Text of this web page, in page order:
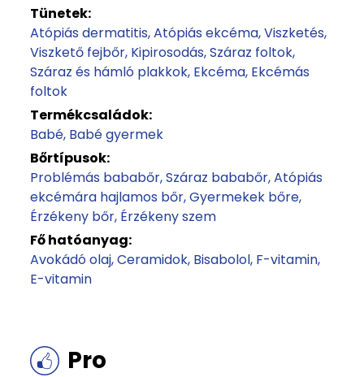
Tünetek:
Atópiás dermatitis Atópiás ekcéma Viszketés
Viszkető fejbőr Kipirosodás Száraz foltok
Száraz és hámló plakkok Ekcéma Ekcémás
foltok
Termékcsaládok:
Babé Babé gyermek
Bőrtípusok:
Problémás bababőr Száraz bababőr Atópiás
ekcémára hajlamos bőr Gyermekek bőre
Érzékeny bőr Érzékeny szem
Fő hatóanyag:
Avokádó olaj Ceramidok Bisabolol F-vitamin
E-vitamin
Pro